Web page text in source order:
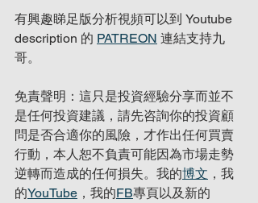
有興趣睇足版分析視頻可以到 Youtube
description 的 PATREON 連結支持九
哥。
免責聲明：這只是投資經驗分享而並不
是任何投資建議，請先咨詢你的投資顧
問是否合適你的風險，才作出任何買賣
行動，本人恕不負責可能因為市場走勢
逆轉而造成的任何損失。我的博文 ，我
的YouTube ，我的FB專頁以及新的